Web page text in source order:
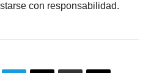
con responsabilidad.